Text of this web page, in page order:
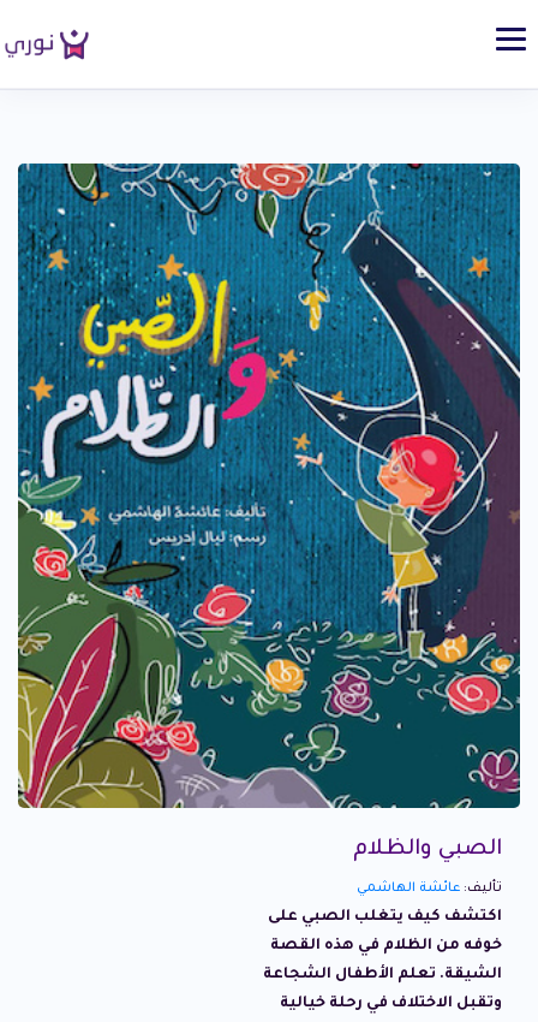
الصبي والظلام
تأليف: عائشة الهاشمي
اكتشف كيف يتغلب الصبي على
خوفه من الظلام في هذه القصة
الشيقة. تعلم الأطفال الشجاعة
وتقبل الاختلاف في رحلة خيالية